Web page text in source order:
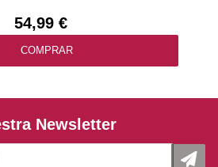
54,99 €
COMPRAR
Newsletter